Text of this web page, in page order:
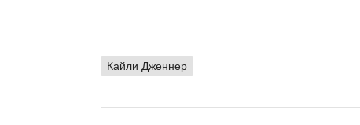
Кайли Дженнер